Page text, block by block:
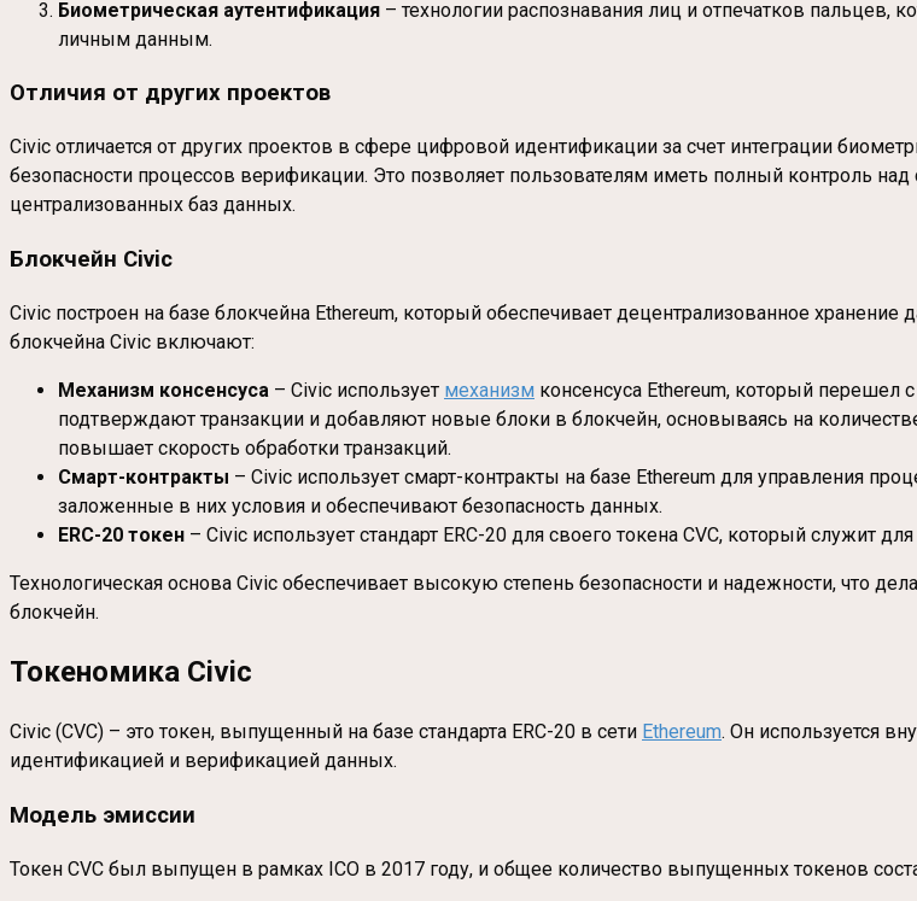
Биометрическая аутентификация – технологии распознавания лиц и отпечатков пальцев,
личным данным.
Отличия от других проектов
Civic отличается от других проектов в сфере цифровой идентификации за счет интеграции
безопасности процессов верификации. Это позволяет пользователям иметь полный контроль
централизованных баз данных.
Блокчейн Civic
Civic построен на базе блокчейна Ethereum, который обеспечивает децентрализованное
блокчейна Civic включают:
Механизм консенсуса – Civic использует механизм консенсуса Ethereum, который перешел
подтверждают транзакции и добавляют новые блоки в блокчейн, основываясь на
повышает скорость обработки транзакций.
Смарт-контракты – Civic использует смарт-контракты на базе Ethereum для управления
заложенные в них условия и обеспечивают безопасность данных.
ERC-20 токен – Civic использует стандарт ERC-20 для своего токена CVC, который служит
Технологическая основа Civic обеспечивает высокую степень безопасности и надежности, что
блокчейн.
Токеномика Civic
Civic (CVC) – это токен, выпущенный на базе стандарта ERC-20 в сети Ethereum. Он используется
идентификацией и верификацией данных.
Модель эмиссии
Токен CVC был выпущен в рамках ICO в 2017 году, и общее количество выпущенных токенов